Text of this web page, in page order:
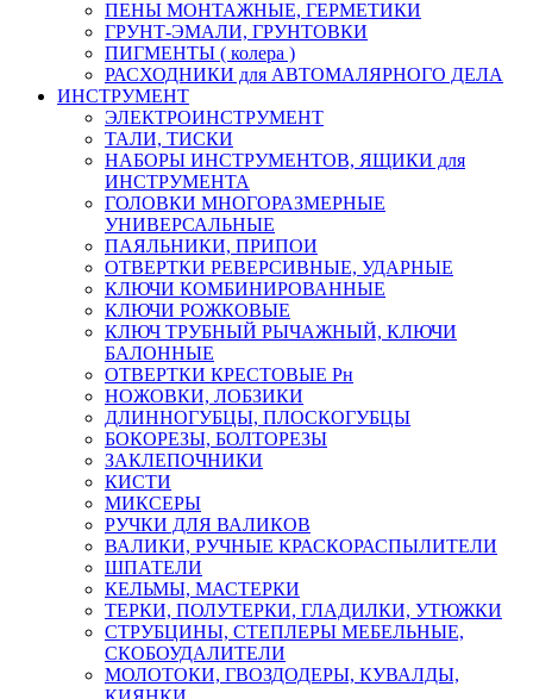
ПЕНЫ МОНТАЖНЫЕ, ГЕРМЕТИКИ
ГРУНТ-ЭМАЛИ, ГРУНТОВКИ
ПИГМЕНТЫ ( колера )
РАСХОДНИКИ для АВТОМАЛЯРНОГО ДЕЛА
ИНСТРУМЕНТ
ЭЛЕКТРОИНСТРУМЕНТ
ТАЛИ, ТИСКИ
НАБОРЫ ИНСТРУМЕНТОВ, ЯЩИКИ для
ИНСТРУМЕНТА
ГОЛОВКИ МНОГОРАЗМЕРНЫЕ
УНИВЕРСАЛЬНЫЕ
ПАЯЛЬНИКИ, ПРИПОИ
ОТВЕРТКИ РЕВЕРСИВНЫЕ, УДАРНЫЕ
КЛЮЧИ КОМБИНИРОВАННЫЕ
КЛЮЧИ РОЖКОВЫЕ
КЛЮЧ ТРУБНЫЙ РЫЧАЖНЫЙ, КЛЮЧИ
БАЛОННЫЕ
ОТВЕРТКИ КРЕСТОВЫЕ Рн
НОЖОВКИ, ЛОБЗИКИ
ДЛИННОГУБЦЫ, ПЛОСКОГУБЦЫ
БОКОРЕЗЫ, БОЛТОРЕЗЫ
ЗАКЛЕПОЧНИКИ
КИСТИ
МИКСЕРЫ
РУЧКИ ДЛЯ ВАЛИКОВ
ВАЛИКИ, РУЧНЫЕ КРАСКОРАСПЫЛИТЕЛИ
ШПАТЕЛИ
КЕЛЬМЫ, МАСТЕРКИ
ТЕРКИ, ПОЛУТЕРКИ, ГЛАДИЛКИ, УТЮЖКИ
СТРУБЦИНЫ, СТЕПЛЕРЫ МЕБЕЛЬНЫЕ,
СКОБОУДАЛИТЕЛИ
МОЛОТОКИ, ГВОЗДОДЕРЫ, КУВАЛДЫ,